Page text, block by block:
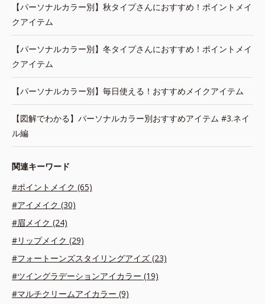
【パーソナルカラー別】秋タイプさんにおすすめ！ポイントメイ
クアイテム
【パーソナルカラー別】冬タイプさんにおすすめ！ポイントメイ
クアイテム
【パーソナルカラー別】毎日使える！おすすめメイクアイテム
【図解でわかる】パーソナルカラー別おすすめアイテム #3.ネイ
ル編
関連キーワード
#ポイントメイク (65)
#アイメイク (30)
#眉メイク (24)
#リップメイク (29)
#フォートーンズスタイリングアイズ (23)
#ツイングラデーションアイカラー (19)
#マルチクリームアイカラー (9)